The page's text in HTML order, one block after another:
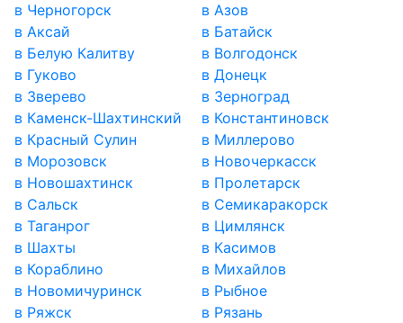
в Черногорск
в Азов
в Аксай
в Батайск
в Белую Калитву
в Волгодонск
в Гуково
в Донецк
в Зверево
в Зерноград
в Каменск-Шахтинский
в Константиновск
в Красный Сулин
в Миллерово
в Морозовск
в Новочеркасск
в Новошахтинск
в Пролетарск
в Сальск
в Семикаракорск
в Таганрог
в Цимлянск
в Шахты
в Касимов
в Кораблино
в Михайлов
в Новомичуринск
в Рыбное
в Ряжск
в Рязань